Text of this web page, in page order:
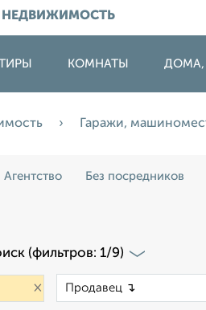
НЕДВИЖИМОСТЬ
КОМНАТЫ ДОМА,
Гаражи,
Агентство Без посредников
(фильтров: 1/9)
×